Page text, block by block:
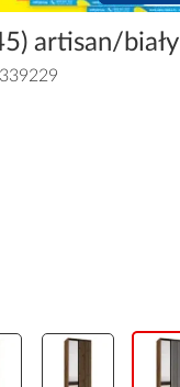
artisan/biały